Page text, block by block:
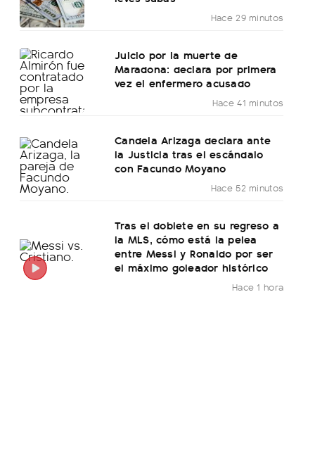
Hace 29 minutos
Juicio por la muerte de
Maradona: declara por primera
vez el enfermero acusado
Hace 41 minutos
Candela Arizaga declara ante
la Justicia tras el escándalo
con Facundo Moyano
Hace 52 minutos
Tras el doblete en su regreso a
la MLS, cómo está la pelea
entre Messi y Ronaldo por ser
el máximo goleador histórico
Hace 1 hora